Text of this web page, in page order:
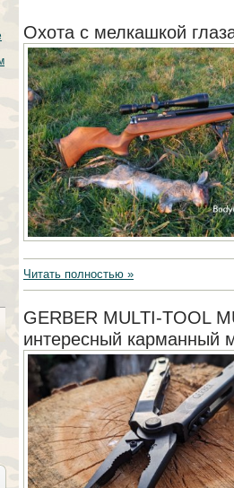
Охота с мелкашкой
Читать полностью »
GERBER MULTI-TOOL
интересный карманный